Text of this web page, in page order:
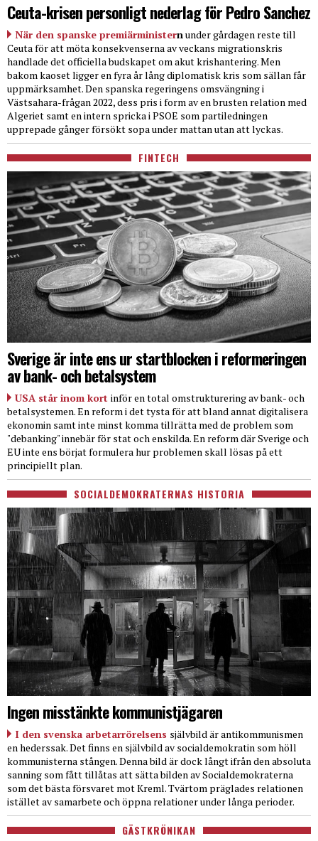
Ceuta-krisen personligt nederlag för Pedro Sanchez
När den spanske premiärministernunder gårdagen reste till
Ceuta för att möta konsekvenserna av veckans migrationskris
handlade det officiella budskapet om akut krishantering. Men
bakom kaoset ligger en fyra år lång diplomatisk kris som sällan får
uppmärksamhet. Den spanska regeringens omsvängning i
Västsahara-frågan 2022, dess pris i form av en brusten relation med
Algeriet samt en intern spricka i PSOE som partiledningen
upprepade gånger försökt sopa under mattan utan att lyckas.
FINTECH
Sverige är inte ens ur startblocken i reformeringen
av bank- och betalsystem
USA står inom kort inför en total omstrukturering av bank- och
betalsystemen. En reform i det tysta för att bland annat digitalisera
ekonomin samt inte minst komma tillrätta med de problem som
"debanking" innebär för stat och enskilda. En reform där Sverige och
EU inte ens börjat formulera hur problemen skall lösas på ett
principiellt plan.
SOCIALDEMOKRATERNAS HISTORIA
Ingen misstänkte kommunistjägaren
I den svenska arbetarrörelsens självbild är antikommunismen
en hederssak. Det finns en självbild av socialdemokratin som höll
kommunisterna stången. Denna bild är dock långt ifrån den absoluta
sanning som fått tillåtas att sätta bilden av Socialdemokraterna
som det bästa försvaret mot Kreml. Tvärtom präglades relationen
istället av samarbete och öppna relationer under långa perioder.
GÄSTKRÖNIKAN